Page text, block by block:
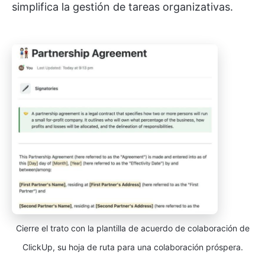
simplifica la gestión de tareas organizativas.
Cierre el trato con la plantilla de acuerdo de colaboración de
ClickUp, su hoja de ruta para una colaboración próspera.